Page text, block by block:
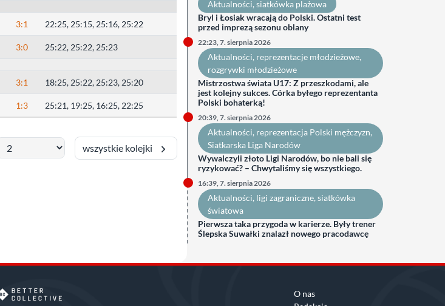
3:1 22:25, 25:15, 25:16, 25:22
3:0 25:22, 25:22, 25:23
3:1 18:25, 25:22, 25:23, 25:20
1:3 25:21, 19:25, 16:25, 22:25
wszystkie kolejki
Aktualności, siatkówka plażowa
Bryl i Łosiak wracają do Polski. Ostatni test
przed imprezą sezonu oblany
22:23, 7. sierpnia 2026
Aktualności, reprezentacje młodzieżowe
rozgrywki młodzieżowe
Mistrzostwa świata U17: Z przeszkodami, ale
jest kolejny sukces. Córka byłego reprezentanta
Polski bohaterką!
20:39, 7. sierpnia 2026
Aktualności, reprezentacja Polski mężczyzn
Siatkarska Liga Narodów
Wywalczyli złoto Ligi Narodów, bo nie bali się
ryzykować? – Chwytaliśmy się wszystkiego.
16:39, 7. sierpnia 2026
Aktualności, ligi zagraniczne, siatkówka
światowa
Pierwsza taka przygoda w karierze. Były trener
Ślepska Suwałki znalazł nowego pracodawcę
O nas